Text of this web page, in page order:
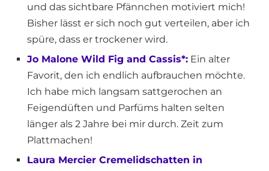
und das sichtbare Pfännchen motiviert mich!
Bisher lässt er sich noch gut verteilen, aber ich
spüre, dass er trockener wird.
Jo Malone Wild Fig and Cassis*: Ein alter
Favorit, den ich endlich aufbrauchen möchte.
Ich habe mich langsam sattgerochen an
Feigendüften und Parfüms halten selten
länger als 2 Jahre bei mir durch. Zeit zum
Plattmachen!
Laura Mercier Cremelidschatten in